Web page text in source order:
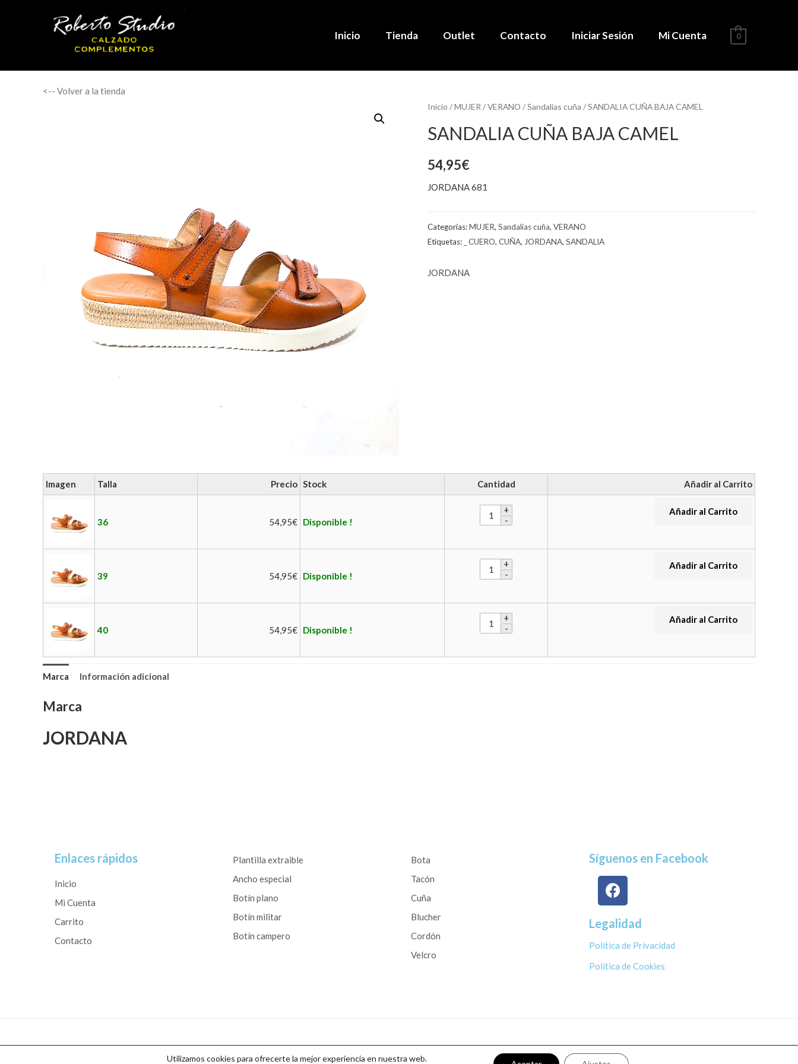
Inicio Tienda Outlet Contacto Iniciar Sesión Mi Cuenta 0
<-- Volver a la tienda
Inicio /MUJER /VERANO /Sandalias cuña / SANDALIA CUÑA BAJA CAMEL
SANDALIA CUÑA BAJA CAMEL
54,95€
JORDANA 681
Categorías:MUJER, Sandalias cuña, VERANO
Etiquetas:
_ CUERO, CUÑA, JORDANA, SANDALIA
JORDANA
Imagen Talla Precio Stock Cantidad Añadir al Carrito
36 54,95€ Disponible !
Añadir al Carrito
39 54,95€ Disponible !
Añadir al Carrito
40 54,95€ Disponible !
Añadir al Carrito
Marca Información adicional
Marca
JORDANA
Enlaces rápidos
Inicio
Mi Cuenta
Carrito
Contacto
Plantilla extraible
Ancho especial
Botín plano
Botín militar
Botín campero
Bota
Tacón
Cuña
Blucher
Cordón
Velcro
Síguenos en Facebook
Legalidad
Política de Privacidad
Política de Cookies
Utilizamos cookies para ofrecerte la mejor experiencia en nuestra web.